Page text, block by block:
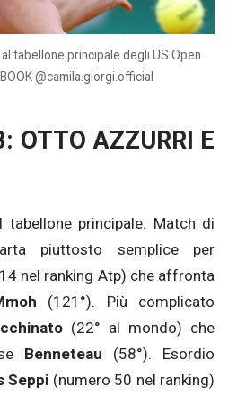
tabellone principale degli US Open
@camila.giorgi.official
OTTO AZZURRI E
principale. Match di
piuttosto semplice per
nel ranking Atp) che affronta
(121°). Più complicato
(22° al mondo) che
Benneteau (58°). Esordio
Seppi (numero 50 nel ranking)